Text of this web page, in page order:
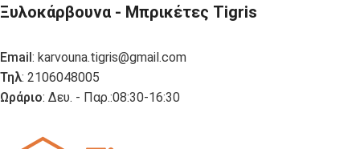
Ξυλοκάρβουνα - Μπρικέτες Tigris
Email : karvouna.tigris@gmail.com
Τηλ: 2106048005
Ωράριο: Δευ. - Παρ.:08:30-16:30